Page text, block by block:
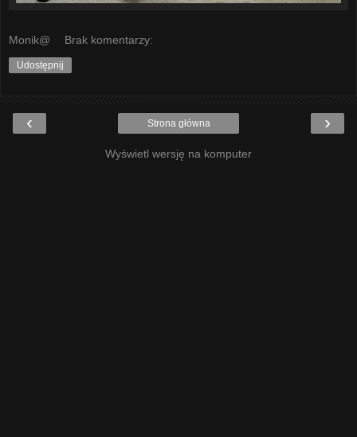
Monik@ Brak komentarzy:
Udostępnij
‹ ›
Strona główna
Wyświetl wersję na komputer